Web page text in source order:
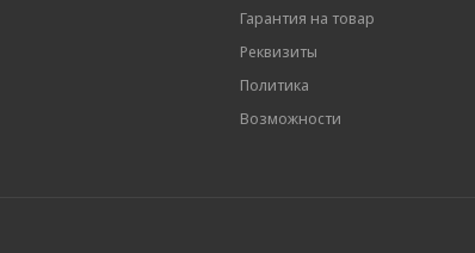
Гарантия на товар
Реквизиты
Политика
Возможности